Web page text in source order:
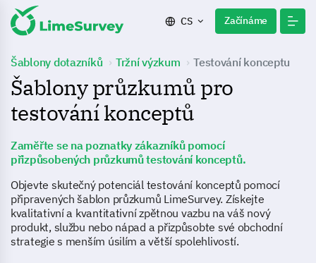
CS Začínáme
Šablony dotazníků Tržní výzkum Testování konceptu
Šablony průzkumů pro
testování konceptů
Zaměřte se na poznatky zákazníků pomocí
přizpůsobených průzkumů testování konceptů.
Objevte skutečný potenciál testování konceptů pomocí
připravených šablon průzkumů LimeSurvey. Získejte
kvalitativní a kvantitativní zpětnou vazbu na váš nový
produkt, službu nebo nápad a přizpůsobte své obchodní
strategie s menším úsilím a větší spolehlivostí.